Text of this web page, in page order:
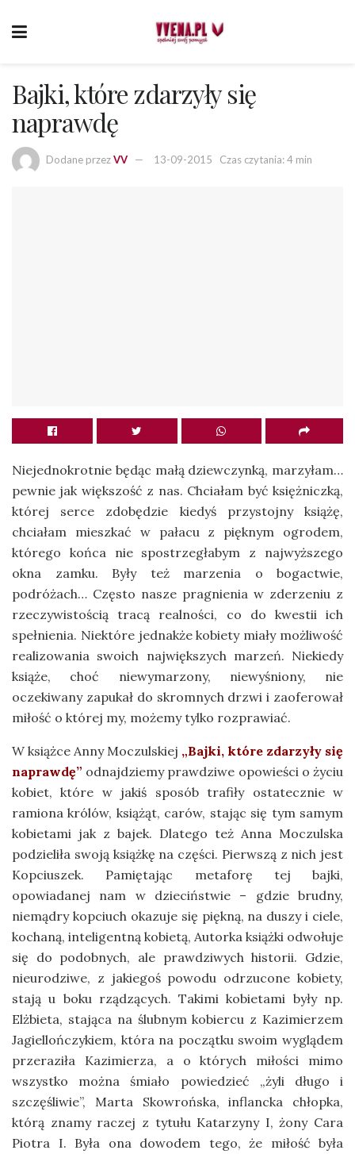
Bajki, które zdarzyły się
naprawdę
Dodane przezVV 13-09-2015 Czas czytania: 4 min
Niejednokrotnie będąc małą dziewczynką, marzyłam…
pewnie jak większość z nas. Chciałam być księżniczką,
której serce zdobędzie kiedyś przystojny książę,
chciałam mieszkać w pałacu z pięknym ogrodem,
którego końca nie spostrzegłabym z najwyższego
okna zamku. Były też marzenia o bogactwie,
podróżach… Często nasze pragnienia w zderzeniu z
rzeczywistością tracą realności, co do kwestii ich
spełnienia. Niektóre jednakże kobiety miały możliwość
realizowania swoich największych marzeń. Niekiedy
książe, choć niewymarzony, niewyśniony, nie
oczekiwany zapukał do skromnych drzwi i zaoferował
miłość o której my, możemy tylko rozprawiać.
W książce Anny Moczulskiej „Bajki, które zdarzyły się
naprawdę” odnajdziemy prawdziwe opowieści o życiu
kobiet, które w jakiś sposób trafiły ostatecznie w
ramiona królów, książąt, carów, stając się tym samym
kobietami jak z bajek. Dlatego też Anna Moczulska
podzieliła swoją książkę na części. Pierwszą z nich jest
Kopciuszek. Pamiętając metaforę tej bajki,
opowiadanej nam w dzieciństwie – gdzie brudny,
niemądry kopciuch okazuje się piękną, na duszy i ciele,
kochaną, inteligentną kobietą, Autorka książki odwołuje
się do podobnych, ale prawdziwych historii. Gdzie,
nieurodziwe, z jakiegoś powodu odrzucone kobiety,
stają u boku rządzących. Takimi kobietami były np.
Elżbieta, stająca na ślubnym kobiercu z Kazimierzem
Jagiellończykiem, która na początku swoim wyglądem
przeraziła Kazimierza, a o których miłości mimo
wszystko można śmiało powiedzieć „żyli długo i
szczęśliwie”, Marta Skowrońska, inflancka chłopka,
którą znamy raczej z tytułu Katarzyny I, żony Cara
Piotra I. Była ona dowodem tego, że miłość była